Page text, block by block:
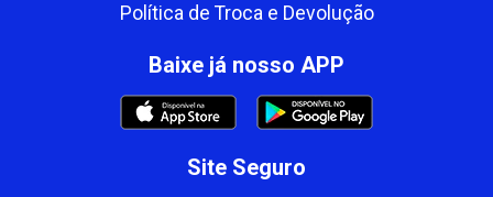
Política de Troca e Devolução
Baixe já nosso APP
Site Seguro